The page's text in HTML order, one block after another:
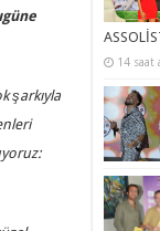
şarkıyla
14 saat